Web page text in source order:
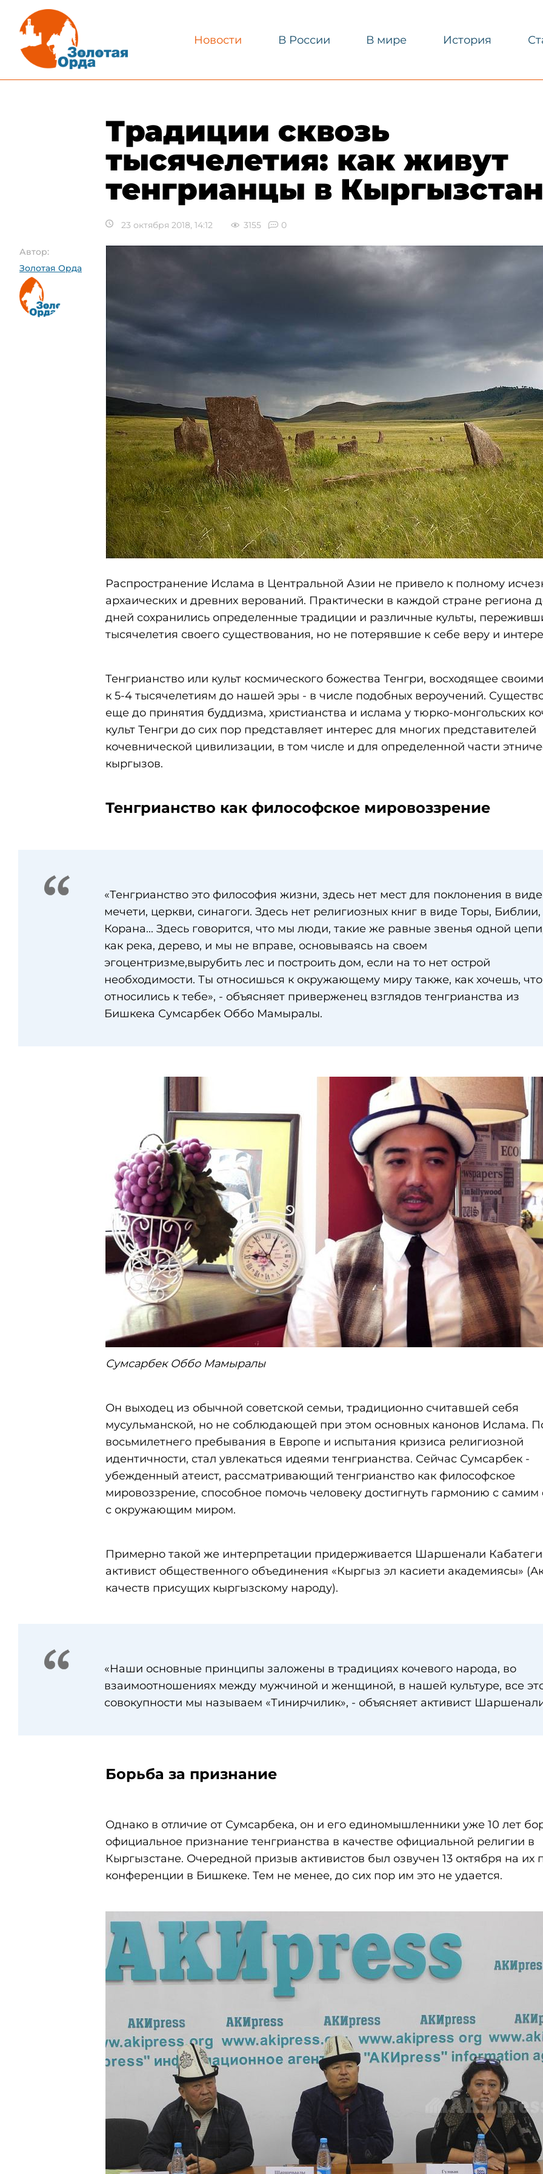
Новости В России В мире История
Традиции сквозь
тысячелетия: как живут
тенгрианцы в
23 октября 2018, 14:12 3155 0
Автор:
Золотая Орда
Распространение Ислама в Центральной Азии не привело к полному
архаических и древних верований. Практически в каждой стране региона
дней сохранились определенные традиции и различные культы,
тысячелетия своего существования, но не потерявшие к себе веру и
Тенгрианство или культ космического божества Тенгри, восходящее
к 5-4 тысячелетиям до нашей эры - в числе подобных вероучений.
еще до принятия буддизма, христианства и ислама у тюрко-монгольских
культ Тенгри до сих пор представляет интерес для многих представителей
кочевнической цивилизации, в том числе и для определенной части
кыргызов.
Тенгрианство как философское мировоззрение
«Тенгрианство это философия жизни, здесь нет мест для поклонения в виде
мечети, церкви, синагоги. Здесь нет религиозных книг в виде Торы, Библии,
Корана... Здесь говорится, что мы люди, такие же равные звенья одной
как река, дерево, и мы не вправе, основываясь на своем
эгоцентризме,вырубить лес и построить дом, если на то нет острой
необходимости. Ты относишься к окружающему миру также, как хочешь,
относились к тебе», - объясняет приверженец взглядов тенгрианства из
Бишкека Сумсарбек Оббо Мамыралы.
Сумсарбек Оббо Мамыралы
Он выходец из обычной советской семьи, традиционно считавшей себя
мусульманской, но не соблюдающей при этом основных канонов Ислама.
восьмилетнего пребывания в Европе и испытания кризиса религиозной
идентичности, стал увлекаться идеями тенгрианства. Сейчас Сумсарбек -
убежденный атеист, рассматривающий тенгрианство как философское
мировоззрение, способное помочь человеку достигнуть гармонию с самим
с окружающим миром.
Примерно такой же интерпретации придерживается Шаршенали
активист общественного объединения «Кыргыз эл касиети академиясы»
качеств присущих кыргызскому народу).
«Наши основные принципы заложены в традициях кочевого народа, во
взаимоотношениях между мужчиной и женщиной, в нашей культуре, все
совокупности мы называем «Тинирчилик», - объясняет активист
Борьба за признание
Однако в отличие от Сумсарбека, он и его единомышленники уже 10 лет
официальное признание тенгрианства в качестве официальной религии в
Кыргызстане. Очередной призыв активистов был озвучен 13 октября на их
конференции в Бишкеке. Тем не менее, до сих пор им это не удается.